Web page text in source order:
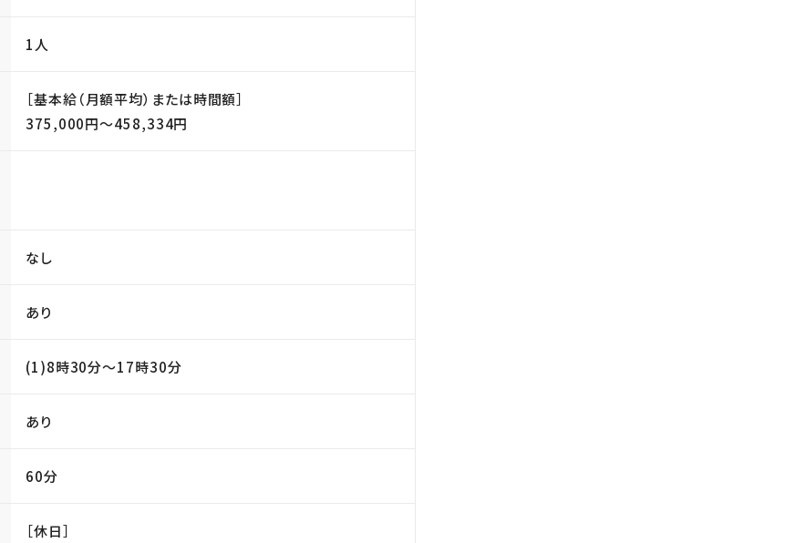
1人
［基本給（月額平均）または時間額］
375,000円〜458,334円
なし
あり
(1)8時30分〜17時30分
あり
60分
［休日］